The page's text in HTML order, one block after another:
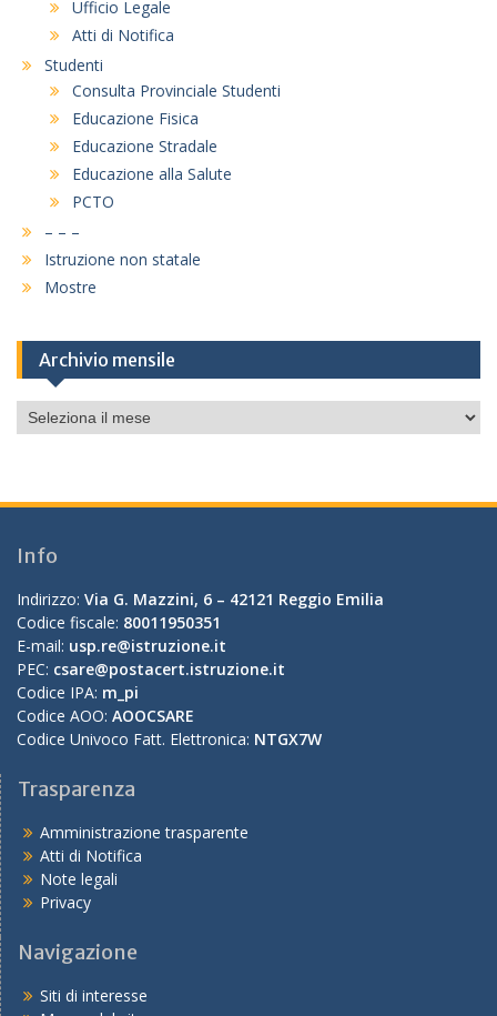
Ufficio Legale
Atti di Notifica
Studenti
Consulta Provinciale Studenti
Educazione Fisica
Educazione Stradale
Educazione alla Salute
PCTO
– – –
Istruzione non statale
Mostre
Archivio mensile
Archivio
mensile
Info
Indirizzo: Via G. Mazzini, 6 – 42121 Reggio Emilia
Codice fiscale: 80011950351
E-mail: usp.re@istruzione.it
PEC: csare@postacert.istruzione.it
Codice IPA: m_pi
Codice AOO: AOOCSARE
Codice Univoco Fatt. Elettronica: NTGX7W
Trasparenza
Amministrazione trasparente
Atti di Notifica
Note legali
Privacy
Navigazione
Siti di interesse